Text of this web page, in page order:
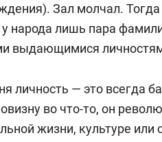
Зал молчал.
у народа лишь пара
выдающимися
личность — это всегда
во что-то, он
жизни, культуре